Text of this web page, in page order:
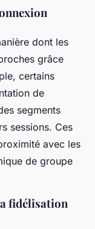
dont les
grâce
certains
de
segments
sessions. Ces
avec les
de groupe
fidélisation